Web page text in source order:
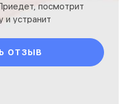
посмотрит
и устранит
ОТЗЫВ